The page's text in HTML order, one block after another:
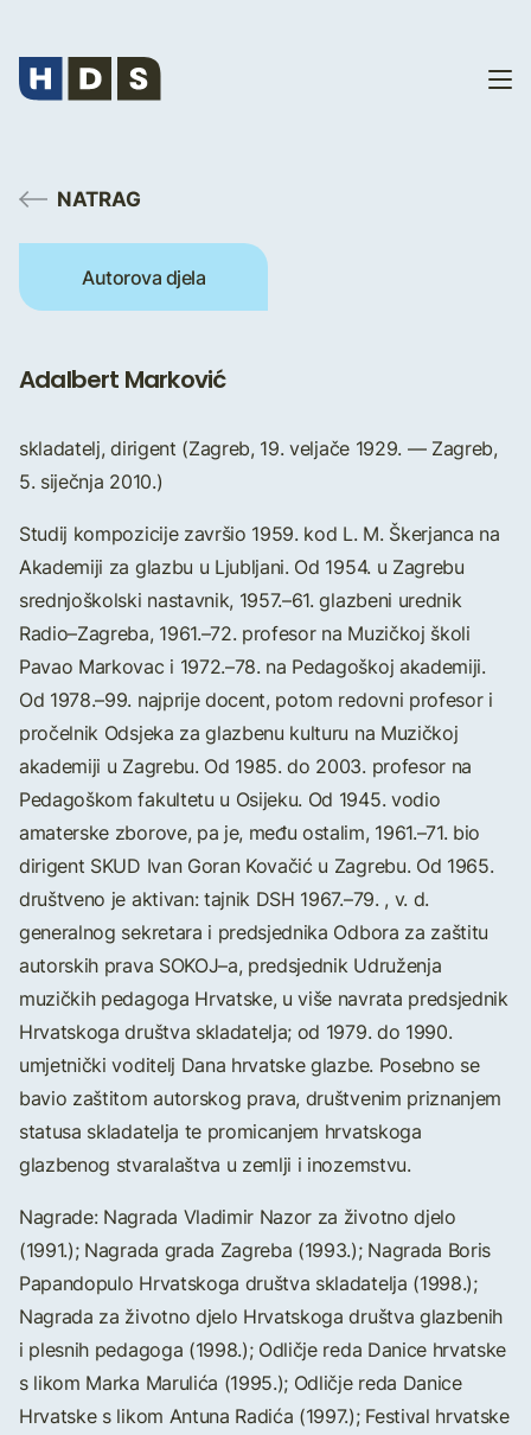
NATRAG
Autorova djela
Adalbert Marković
skladatelj, dirigent (Zagreb, 19. veljače 1929. — Zagreb,
5. siječnja 2010.)
Studij kompozicije završio 1959. kod L. M. Škerjanca na
Akademiji za glazbu u Ljubljani. Od 1954. u Zagrebu
srednjoškolski nastavnik, 1957.–61. glazbeni urednik
Radio–Zagreba, 1961.–72. profesor na Muzičkoj školi
Pavao Markovac i 1972.–78. na Pedagoškoj akademiji.
Od 1978.–99. najprije docent, potom redovni profesor i
pročelnik Odsjeka za glazbenu kulturu na Muzičkoj
akademiji u Zagrebu. Od 1985. do 2003. profesor na
Pedagoškom fakultetu u Osijeku. Od 1945. vodio
amaterske zborove, pa je, među ostalim, 1961.–71. bio
dirigent SKUD Ivan Goran Kovačić u Zagrebu. Od 1965.
društveno je aktivan: tajnik DSH 1967.–79. , v. d.
generalnog sekretara i predsjednika Odbora za zaštitu
autorskih prava SOKOJ–a, predsjednik Udruženja
muzičkih pedagoga Hrvatske, u više navrata predsjednik
Hrvatskoga društva skladatelja; od 1979. do 1990.
umjetnički voditelj Dana hrvatske glazbe. Posebno se
bavio zaštitom autorskog prava, društvenim priznanjem
statusa skladatelja te promicanjem hrvatskoga
glazbenog stvaralaštva u zemlji i inozemstvu.
Nagrade: Nagrada Vladimir Nazor za životno djelo
(1991.); Nagrada grada Zagreba (1993.); Nagrada Boris
Papandopulo Hrvatskoga društva skladatelja (1998.);
Nagrada za životno djelo Hrvatskoga društva glazbenih
i plesnih pedagoga (1998.); Odličje reda Danice hrvatske
s likom Marka Marulića (1995.); Odličje reda Danice
Hrvatske s likom Antuna Radića (1997.); Festival hrvatske